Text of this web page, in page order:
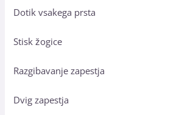
Dotik vsakega prsta
Stisk žogice
Razgibavanje zapestja
Dvig zapestja